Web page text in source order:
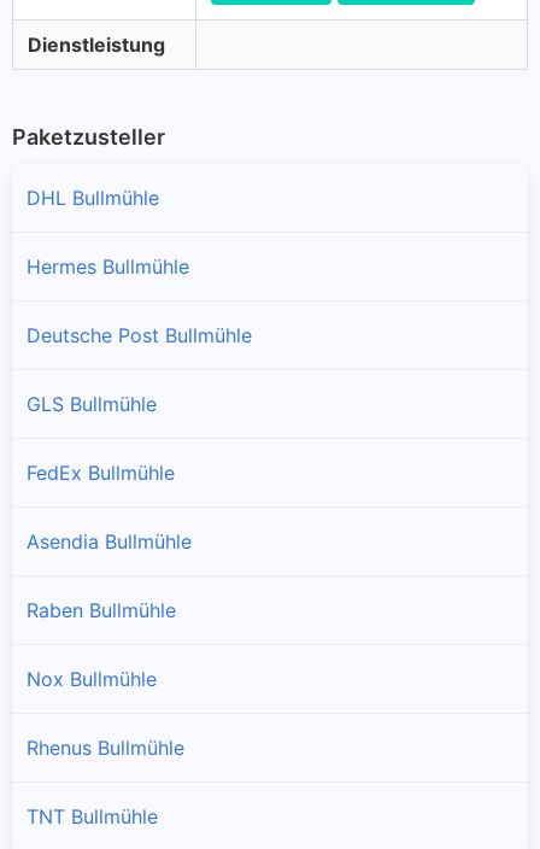
Dienstleistung
Paketzusteller
DHL Bullmühle
Hermes Bullmühle
Deutsche Post Bullmühle
GLS Bullmühle
FedEx Bullmühle
Asendia Bullmühle
Raben Bullmühle
Nox Bullmühle
Rhenus Bullmühle
TNT Bullmühle